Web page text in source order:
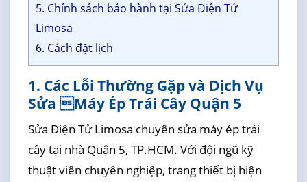
5. Chính sách bảo hành tại Sửa Điện Tử
Limosa
6. Cách đặt lịch
1. Các Lỗi Thường Gặp và Dịch Vụ
Sửa Máy Ép Trái Cây Quận 5
Sửa Điện Tử Limosa chuyên sửa máy ép trái
cây tại nhà Quận 5, TP.HCM. Với đội ngũ kỹ
thuật viên chuyên nghiệp, trang thiết bị hiện